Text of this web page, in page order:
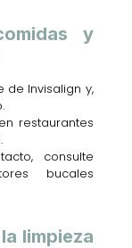
y
de Invisalign y,
restaurantes
consulte
bucales
limpieza